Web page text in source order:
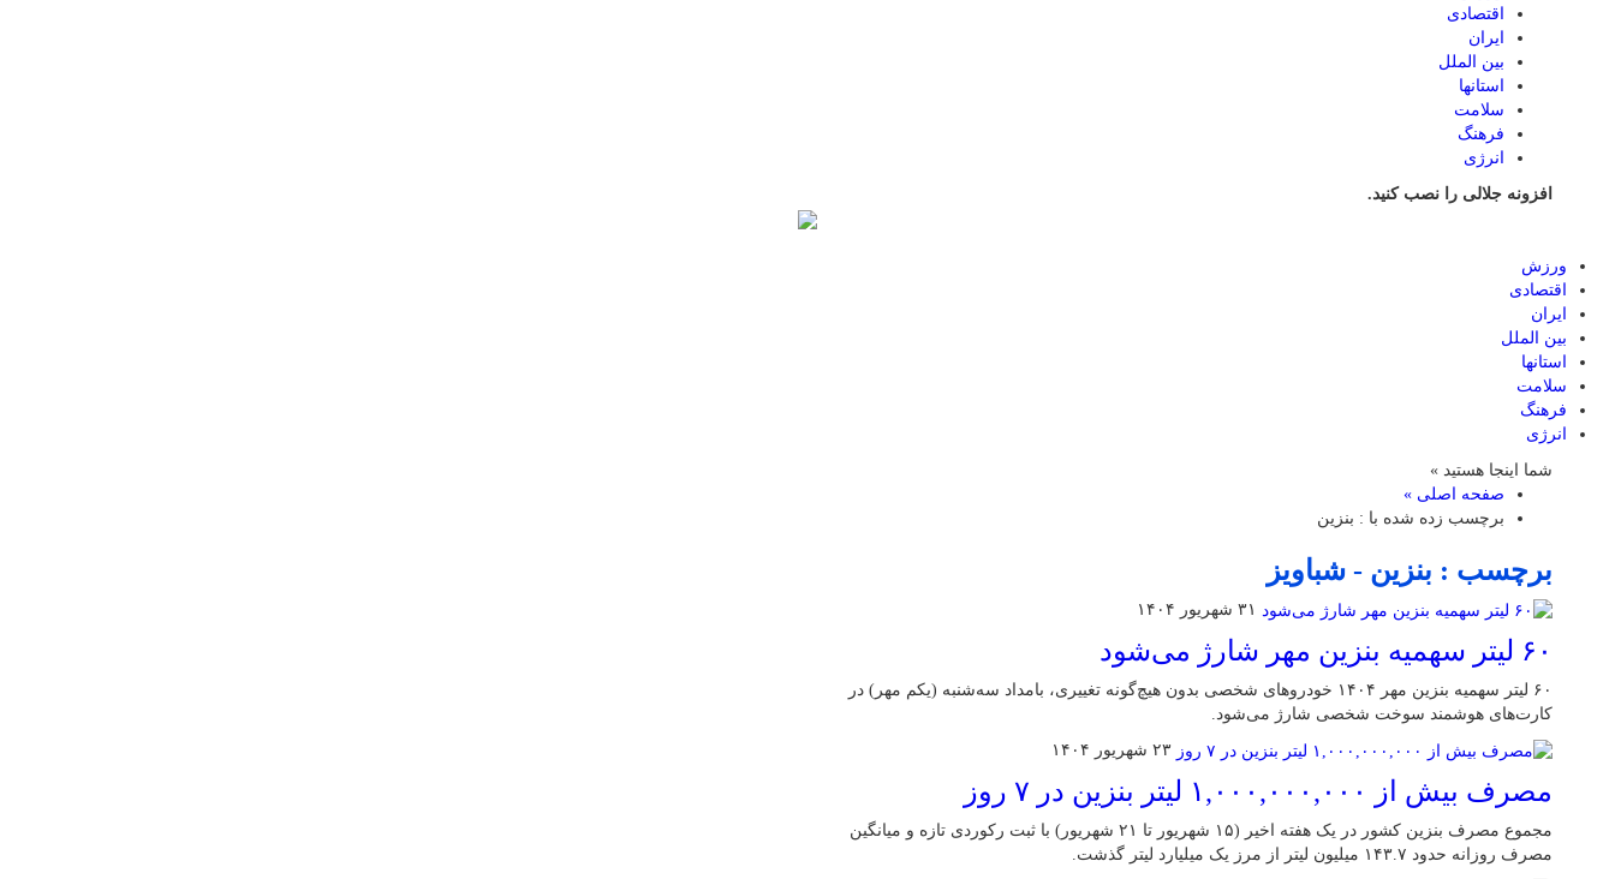
اقتصادی
ایران
بین الملل
استانها
سلامت
فرهنگ
انرژی
افزونه جلالی را نصب کنید.
ورزش
اقتصادی
ایران
بین الملل
استانها
سلامت
فرهنگ
انرژی
شما اینجا هستید »
صفحه اصلی »
برچسب زده شده با : بنزین
برچسب : بنزین - شباویز
۳۱ شهریور ۱۴۰۴
۶۰ لیتر سهمیه بنزین مهر شارژ می‌شود
۶۰ لیتر سهمیه بنزین مهر ۱۴۰۴ خودروهای شخصی بدون هیچ‌گونه تغییری، بامداد سه‌شنبه (یکم مهر) در
کارت‌های هوشمند سوخت شخصی شارژ می‌شود.
۲۳ شهریور ۱۴۰۴
مصرف بیش از ۱,۰۰۰,۰۰۰,۰۰۰ لیتر بنزین در ۷ روز
مجموع مصرف بنزین کشور در یک هفته اخیر (۱۵ شهریور تا ۲۱ شهریور) با ثبت رکوردی تازه و میانگین
مصرف روزانه حدود ۱۴۳.۷ میلیون لیتر از مرز یک میلیارد لیتر گذشت.